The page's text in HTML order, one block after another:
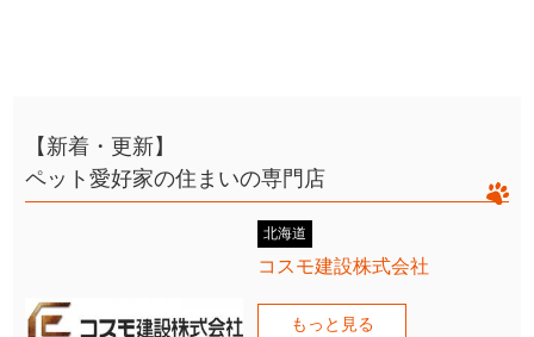
【新着・更新】
ペット愛好家の住まいの専門店
北海道
コスモ建設株式会社
もっと見る